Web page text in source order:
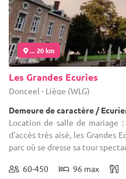
... 20 km
Les Grandes Ecuries
Donceel - Liège (WLG)
Demeure de caractère /
Location de salle de mariage
d'accès très aisé, les Grandes
parc où se dresse sa tour
60-450 96 max